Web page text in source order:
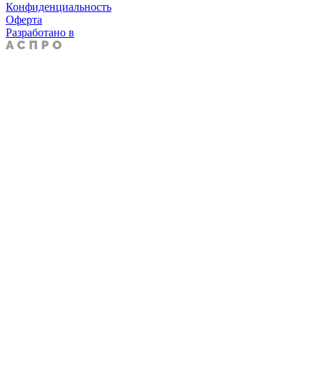
Конфиденциальность
Оферта
Разработано в